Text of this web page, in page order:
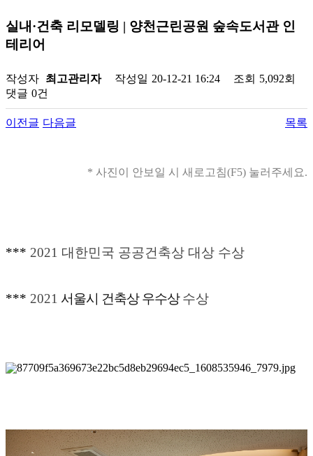
실내·건축 리모델링 | 양천근린공원 숲속도서관 인
테리어
작성자 최고관리자 작성일 20-12-21 16:24 조회 5,092회
댓글 0건
이전글 다음글 목록
* 사진이 안보일 시 새로고침(F5) 눌러주세요.
*** 2021 대한민국 공공건축상 대상 수상
*** 2021 서울시 건축상 우수상 수상